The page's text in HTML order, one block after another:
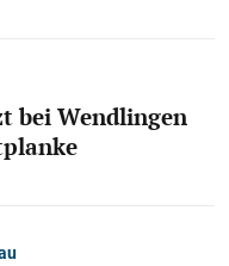
bei Wendlingen